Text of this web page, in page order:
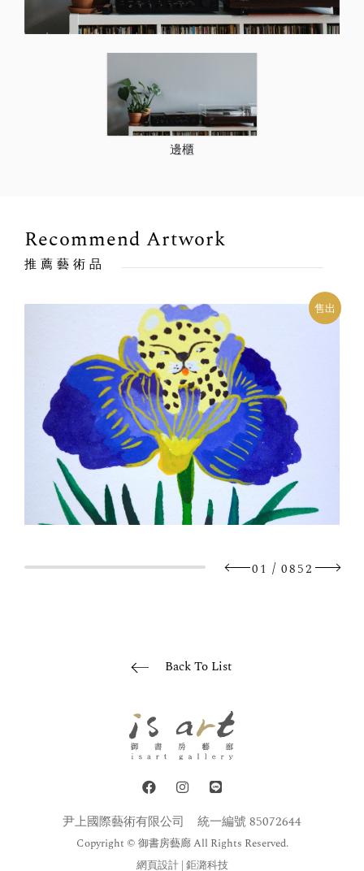
邊櫃
Recommend Artwork
推薦藝術品
售出
01 / 0852
Back To List
尹上國際藝術有限公司 統一編號 85072644
Copyright © 御書房藝廊 All Rights Reserved.
網頁設計| 鉅潞科技